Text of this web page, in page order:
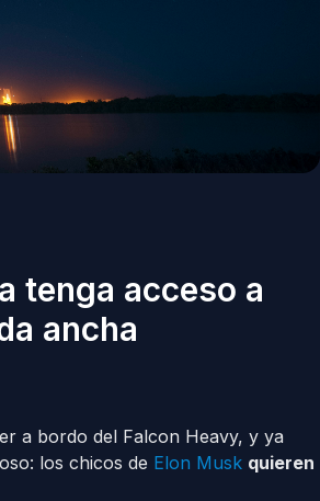
tenga acceso a
ancha
a bordo del Falcon Heavy, y ya
los chicos de Elon Musk quieren